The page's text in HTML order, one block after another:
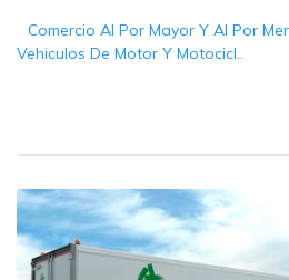
Comercio Al Por Mayor Y Al Por
Vehiculos De Motor Y Motocicl..